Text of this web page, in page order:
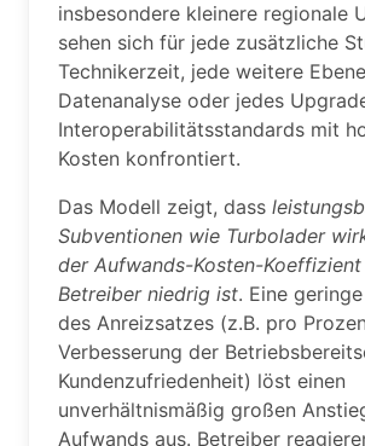
insbesondere kleinere regionale
sehen sich für jede zusätzliche
Technikerzeit, jede weitere
Datenanalyse oder jedes
Interoperabilitätsstandards mit
Kosten konfrontiert.
Das Modell zeigt, dass
Subventionen wie Turbolader
der Aufwands-Kosten-
Betreiber niedrig ist. Eine
des Anreizsatzes (z.B. pro
Verbesserung der
Kundenzufriedenheit) löst einen
unverhältnismäßig großen
Aufwands aus. Betreiber